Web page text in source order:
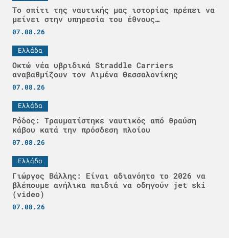
Το σπίτι της ναυτικής μας ιστορίας πρέπει να
μείνει στην υπηρεσία του έθνους…
07.08.26
Ελλάδα
Οκτώ νέα υβριδικά Straddle Carriers
αναβαθμίζουν τον Λιμένα Θεσσαλονίκης
07.08.26
Ελλάδα
Ρόδος: Τραυματίστηκε ναυτικός από θραύση
κάβου κατά την πρόσδεση πλοίου
07.08.26
Ελλάδα
Γιώργος Βάλλης: Είναι αδιανόητο το 2026 να
βλέπουμε ανήλικα παιδιά να οδηγούν jet ski
(video)
07.08.26